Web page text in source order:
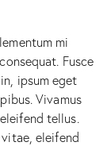
mi
Fusce
ipsum eget
Vivamus
tellus.
eleifend